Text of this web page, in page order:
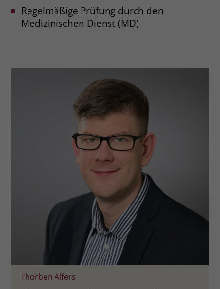
Regelmäßige Prüfung durch den
Medizinischen Dienst (MD)
Thorben Alfers
Nutzer besser zu verstehen und
bessere, relevantere Werbung zu
zeigen. Das _fbp-Cookie sammelt keine
Unternehmen zurückzusenden.